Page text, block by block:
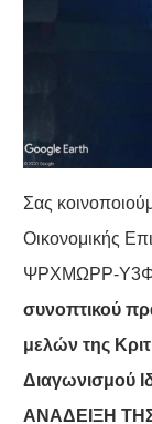
Σας
Οικονομικής
ΨΡΧΜΩΡΡ-
συνοπτικού
μελών της
Διαγωνισμού
ΑΝΑΔΕΙΞΗ